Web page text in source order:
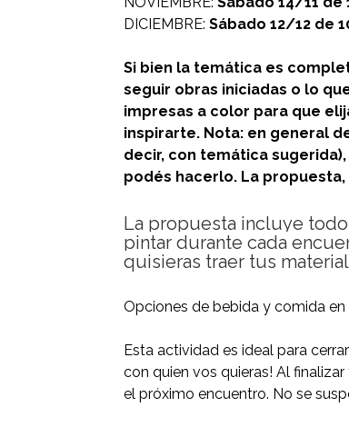
DICIEMBRE: Sábado 12/12 de
Si bien la temática es
seguir obras iniciadas o lo
impresas a color para que
inspirarte. Nota: en general
decir, con temática
podés hacerlo. La
La propuesta incluye
pintar durante cada
quisieras traer tus
Opciones de bebida y comida en
Esta actividad es ideal para
con quien vos quieras! Al
el próximo encuentro. No se